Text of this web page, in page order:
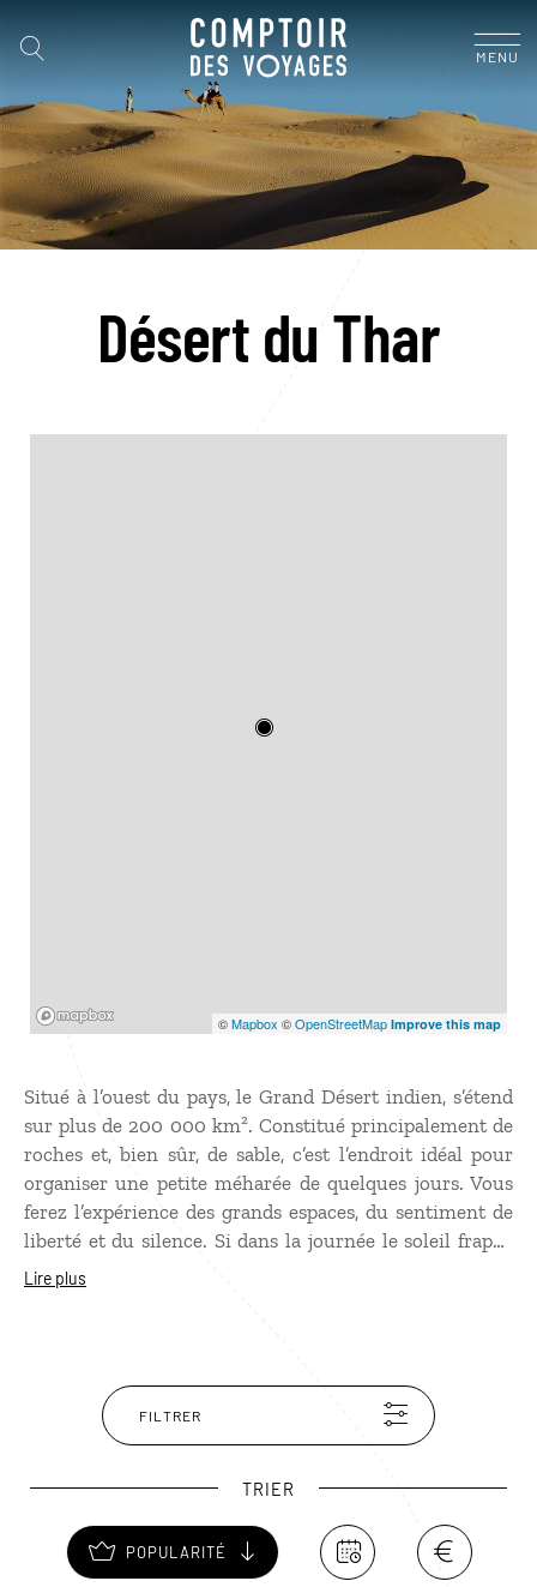
MENU
Désert du Thar
©Mapbox ©OpenStreetMap Improve this map
Situé à l’ouest du pays, le Grand Désert indien, s’étend
sur plus de 200 000 km². Constitué principalement de
roches et, bien sûr, de sable, c’est l’endroit idéal pour
organiser une petite méharée de quelques jours. Vous
ferez l’expérience des grands espaces, du sentiment de
liberté et du silence. Si dans la journée le soleil frappe
fort, avec des températures qui peuvent facilement
Lire plus
FILTRER
TRIER
POPULARITÉ